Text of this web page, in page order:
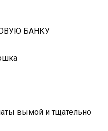
БАНКУ
вымой и тщательно